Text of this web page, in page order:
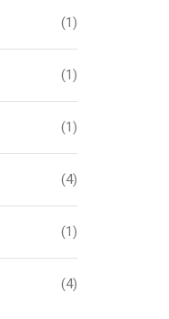
(1)
(1)
(1)
(4)
(1)
(4)